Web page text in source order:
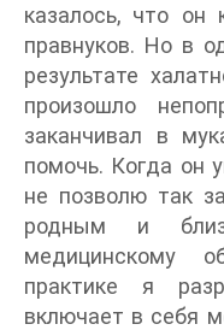
казалось, что он
правнуков. Но в
результате
произошло
заканчивал в
помочь. Когда он
не позволю так
родным и
медицинскому
практике я
включает в себя